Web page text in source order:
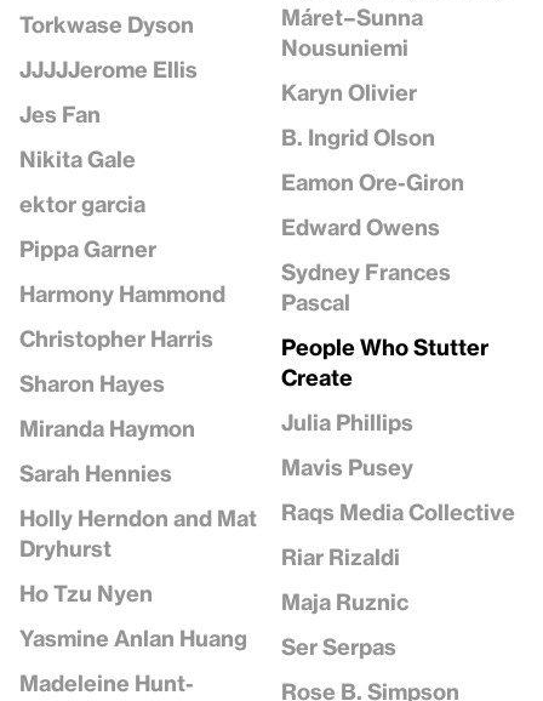
Torkwase Dyson
JJJJJerome Ellis
Jes Fan
Nikita Gale
ektor garcia
Pippa Garner
Harmony Hammond
Christopher Harris
Sharon Hayes
Miranda Haymon
Sarah Hennies
Holly Herndon and Mat
Dryhurst
Ho Tzu Nyen
Yasmine Anlan Huang
Madeleine Hunt-
Máret–Sunna
Nousuniemi
Karyn Olivier
B. Ingrid Olson
Eamon Ore-Giron
Edward Owens
Sydney Frances
Pascal
People Who Stutter
Create
Julia Phillips
Mavis Pusey
Raqs Media Collective
Riar Rizaldi
Maja Ruznic
Ser Serpas
Rose B. Simpson